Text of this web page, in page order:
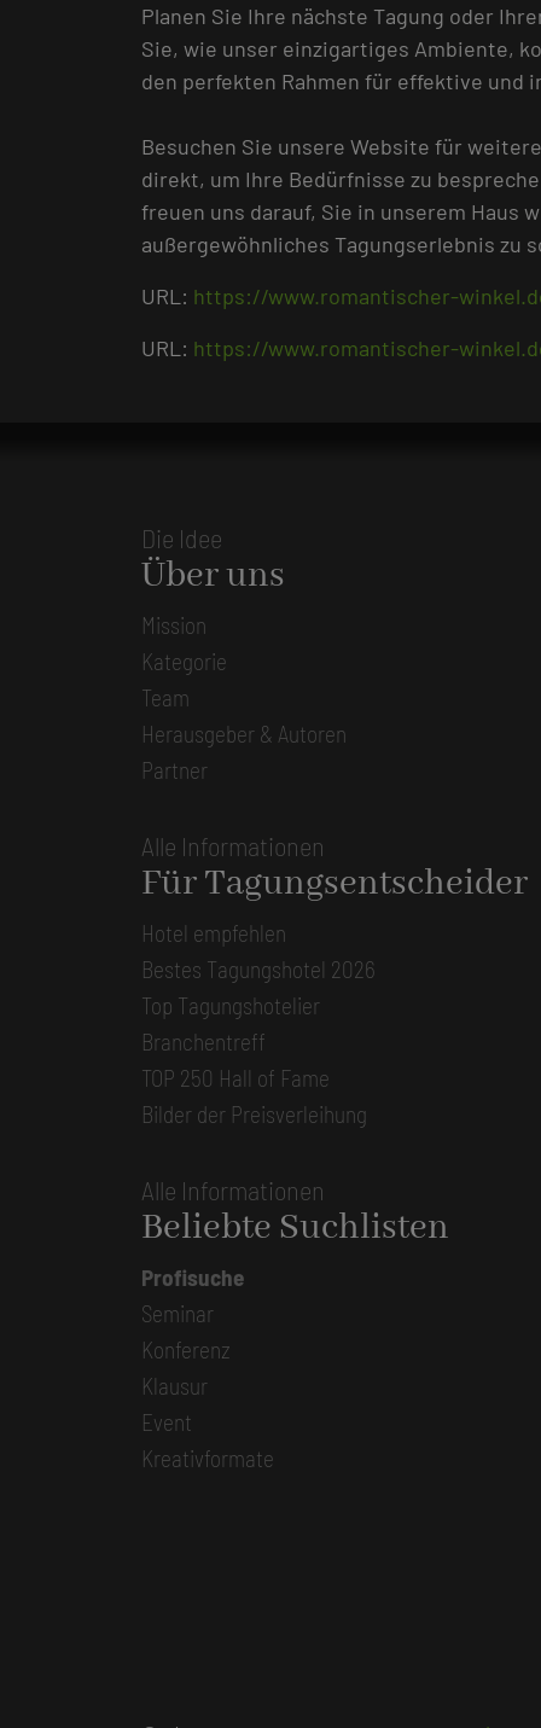
Planen Sie Ihre nächste Tagung oder
Sie, wie unser einzigartiges Ambiente,
den perfekten Rahmen für effektive und
Besuchen Sie unsere Website für
direkt, um Ihre Bedürfnisse zu
freuen uns darauf, Sie in unserem Haus
außergewöhnliches Tagungserlebnis zu
URL: https://www.romantischer-
URL: https://www.romantischer-
Die Idee
Über uns
Mission
Kategorie
Team
Herausgeber & Autoren
Partner
Alle Informationen
Für Tagungsentscheider
Hotel empfehlen
Bestes Tagungshotel 2026
Top Tagungshotelier
Branchentreff
TOP 250 Hall of Fame
Bilder der Preisverleihung
Alle Informationen
Beliebte Suchlisten
Profisuche
Seminar
Konferenz
Klausur
Event
Kreativformate